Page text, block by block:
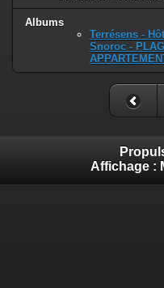
Albums
Terrésens -
Snoroc -
Affichage :